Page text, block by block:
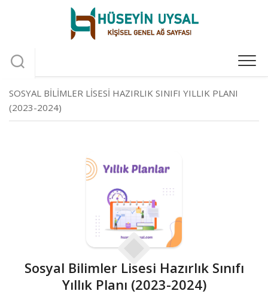
SOSYAL BILIMLER LISESI HAZIRLIK SINIFI YILLIK PLANI
(2023-2024)
Sosyal Bilimler Lisesi Hazırlık Sınıfı
Yıllık Planı (2023-2024)